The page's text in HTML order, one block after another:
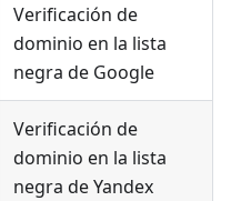
Verificación de
dominio en la lista
negra de Google
Verificación de
dominio en la lista
negra de Yandex